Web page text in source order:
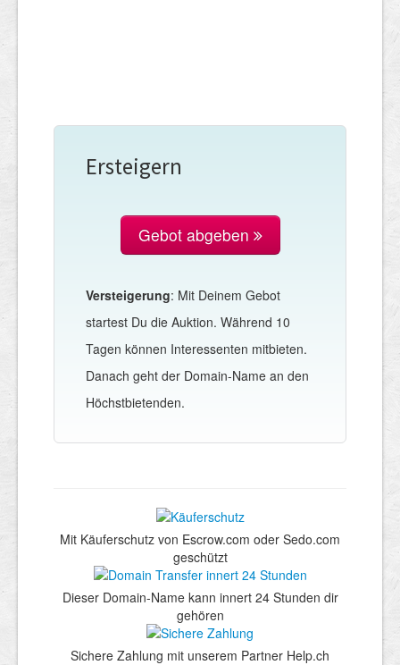
Ersteigern
Gebot abgeben
Versteigerung: Mit Deinem Gebot
startest Du die Auktion. Während 10
Tagen können Interessenten mitbieten.
Danach geht der Domain-Name an den
Höchstbietenden.
Mit Käuferschutz von Escrow.com oder Sedo.com
geschützt
Dieser Domain-Name kann innert 24 Stunden dir
gehören
Sichere Zahlung mit unserem Partner Help.ch